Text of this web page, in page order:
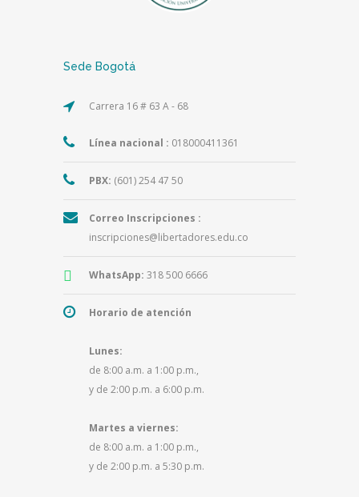
Sede Bogotá
Carrera 16 # 63 A - 68
Línea nacional : 018000411361
PBX: (601) 254 47 50
Correo Inscripciones :
inscripciones@libertadores.edu.co
WhatsApp: 318 500 6666
Horario de atención
Lunes:
de 8:00 a.m. a 1:00 p.m.,
y de 2:00 p.m. a 6:00 p.m.
Martes a viernes:
de 8:00 a.m. a 1:00 p.m.,
y de 2:00 p.m. a 5:30 p.m.